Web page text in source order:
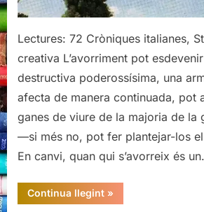
Lectures: 72 Cròniques italianes,
creativa L’avorriment pot
destructiva poderossísima, una
afecta de manera continuada, pot
ganes de viure de la majoria de la
—si més no, pot fer plantejar-los
En canvi, quan qui s’avorreix és
Continua llegint“Cròniques
italianes,
»